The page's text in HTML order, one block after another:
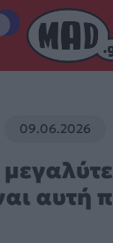
09.06.2026
αυτή